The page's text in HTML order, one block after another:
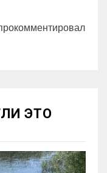
ЭТО